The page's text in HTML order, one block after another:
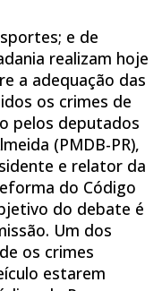
e de
realizam hoje
a adequação das
os crimes de
pelos deputados
(PMDB-PR),
e relator da
do Código
do debate é
Um dos
os crimes
estarem